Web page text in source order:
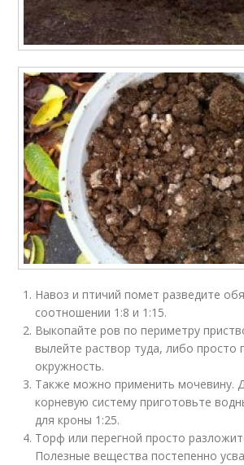
Навоз и птичий помет разведите
соотношении 1:8 и 1:15.
Выкопайте ров по периметру
вылейте раствор туда, либо просто
окружность.
Также можно применить мочевину.
корневую систему приготовьте
для кроны 1:25.
Торф или перегной просто
Полезные вещества постепенно